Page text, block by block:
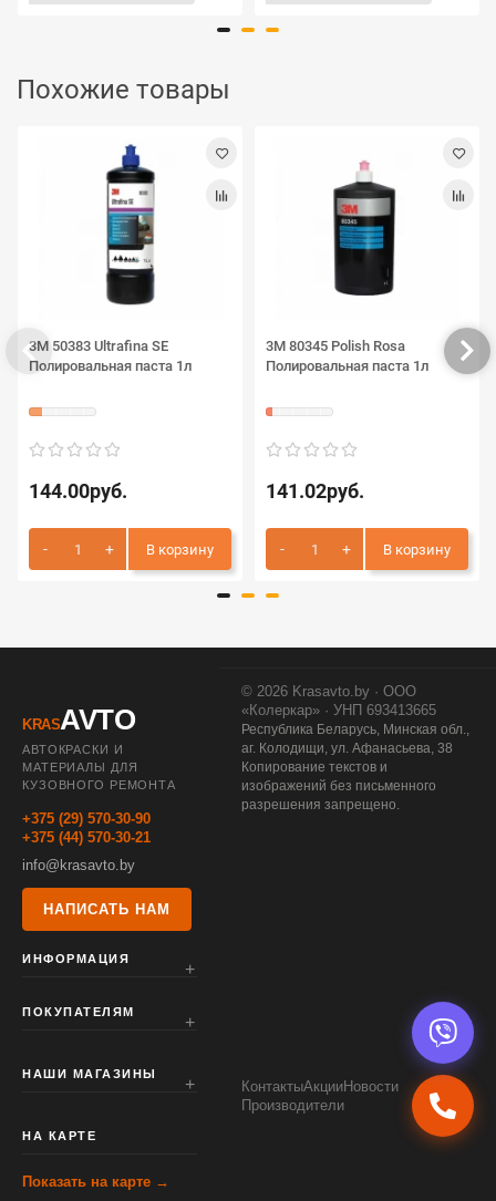
Похожие товары
3М 50383 Ultrafina SE
Полировальная паста 1л
144.00руб.
В корзину
3М 80345 Polish Rosa
Полировальная паста 1л
141.02руб.
В корзину
KRASAVTO
АВТОКРАСКИ И
МАТЕРИАЛЫ ДЛЯ
КУЗОВНОГО РЕМОНТА
+375 (29) 570-30-90
+375 (44) 570-30-21
info@krasavto.by
НАПИСАТЬ НАМ
ИНФОРМАЦИЯ
ПОКУПАТЕЛЯМ
НАШИ МАГАЗИНЫ
НА КАРТЕ
Показать на карте →
© 2026 Krasavto.by · ООО
«Колеркар» · УНП 693413665
Республика Беларусь, Минская обл.,
аг. Колодищи, ул. Афанасьева, 38
Копирование текстов и
изображений без письменного
разрешения запрещено.
КонтактыАкцииНовости
Производители